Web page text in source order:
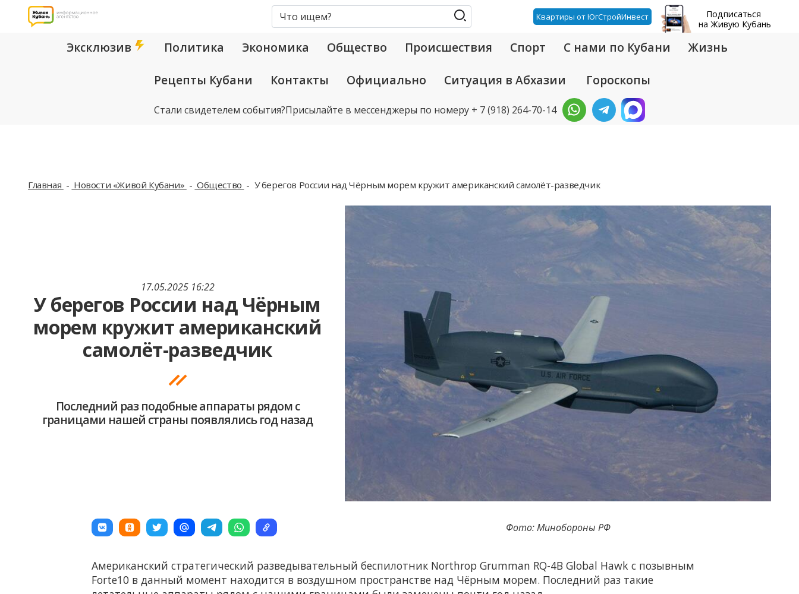
Квартиры от ЮгСтройИнвест
Подписаться
на Живую Кубань
Эксклюзив Политика Экономика Общество Происшествия Спорт С нами по Кубани Жизнь
Рецепты Кубани Контакты Официально Ситуация в Абхазии Гороскопы
Стали свидетелем события?Присылайте в мессенджеры по номеру + 7 (918) 264-70-14
Главная Новости «Живой Кубани» Общество У берегов России над Чёрным морем кружит американский самолёт-разведчик
17.05.2025 16:22
У берегов России над Чёрным
морем кружит американский
самолёт-разведчик
Последний раз подобные аппараты рядом с
границами нашей страны появлялись год назад
Фото: Минобороны РФ
Американский стратегический разведывательный беспилотник Northrop Grumman RQ-4B Global Hawk с позывным
Forte10 в данный момент находится в воздушном пространстве над Чёрным морем. Последний раз такие